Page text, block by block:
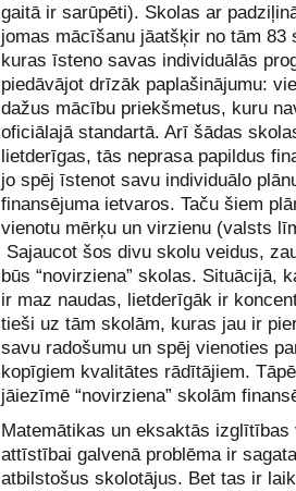
gaitā ir sarūpēti). Skolas ar
jomas mācīšanu jāatšķir no tām 83
kuras īsteno savas individuālās
piedāvājot drīzāk paplašinājumu:
dažus mācību priekšmetus, kuru
oficiālajā standartā. Arī šādas
lietderīgas, tās neprasa papildus
jo spēj īstenot savu individuālo
finansējuma ietvaros. Taču šiem
vienotu mērķu un virzienu (valsts
Sajaucot šos divu skolu veidus,
būs “novirziena” skolas. Situācijā,
ir maz naudas, lietderīgāk ir
tieši uz tām skolām, kuras jau ir
savu radošumu un spēj vienoties
kopīgiem kvalitātes rādītājiem.
jāiezīmē “novirziena” skolām
Matemātikas un eksaktās izglītības
attīstībai galvenā problēma ir
atbilstošus skolotājus. Bet tas ir